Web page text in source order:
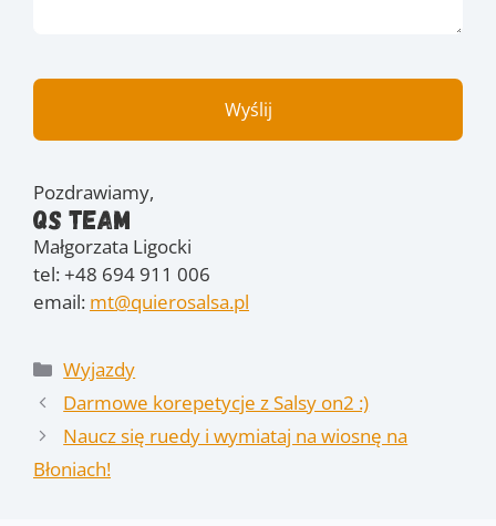
Pozdrawiamy,
QS Team
Małgorzata Ligocki
tel: +48 694 911 006
email: mt@quierosalsa.pl
Kategorie
Wyjazdy
Darmowe korepetycje z Salsy on2 :)
Naucz się ruedy i wymiataj na wiosnę na
Błoniach!